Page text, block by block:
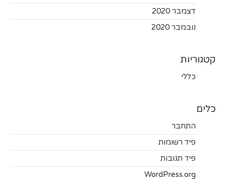
דצמבר 2020
נובמבר 2020
קטגוריות
כללי
כלים
התחבר
פיד רשומות
פיד תגובות
WordPress.org